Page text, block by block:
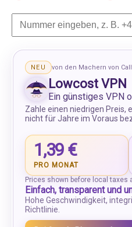
NEU von den Machern von
Lowcost VPN
Ein günstiges VPN
Zahle einen niedrigen Preis,
nicht für Jahre im Voraus
1,39 €
PRO MONAT
Prices shown before local taxes
Einfach, transparent und
Hohe Geschwindigkeit,
Richtlinie.